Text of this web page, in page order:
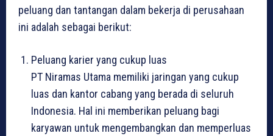
peluang dan tantangan dalam bekerja di perusahaan
ini adalah sebagai berikut:
Peluang karier yang cukup luas
PT Niramas Utama memiliki jaringan yang cukup
luas dan kantor cabang yang berada di seluruh
Indonesia. Hal ini memberikan peluang bagi
karyawan untuk mengembangkan dan memperluas